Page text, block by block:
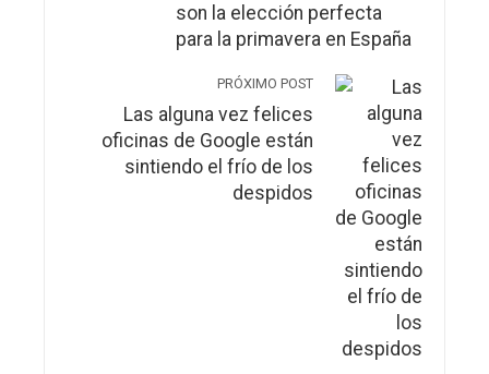
son la elección perfecta
para la primavera en España
PRÓXIMO POST
Las alguna vez felices
oficinas de Google están
sintiendo el frío de los
despidos